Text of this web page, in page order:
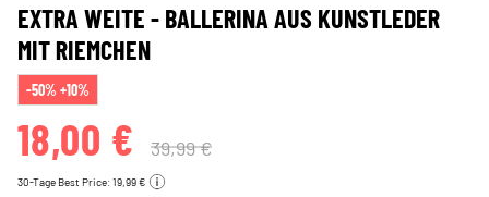
EXTRA WEITE - BALLERINA AUS KUNSTLEDER
MIT RIEMCHEN
-50% +10%
18,00 € 39,99 €
30-Tage Best Price: 19,99 €